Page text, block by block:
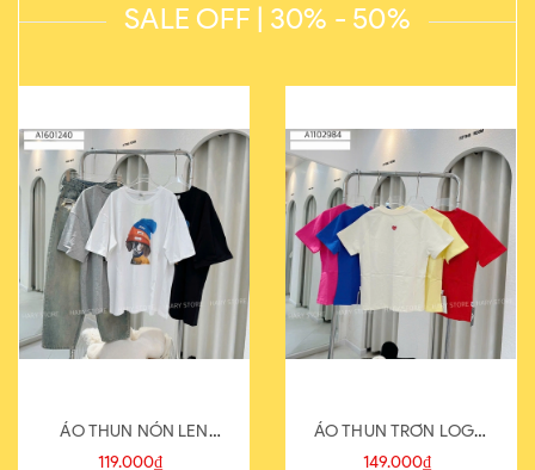
SALE OFF | 30% - 50%
ÁO THUN NÓN LEN
821-1
119.000₫
ÁO THUN TRƠN LOGO
SAU
149.000₫